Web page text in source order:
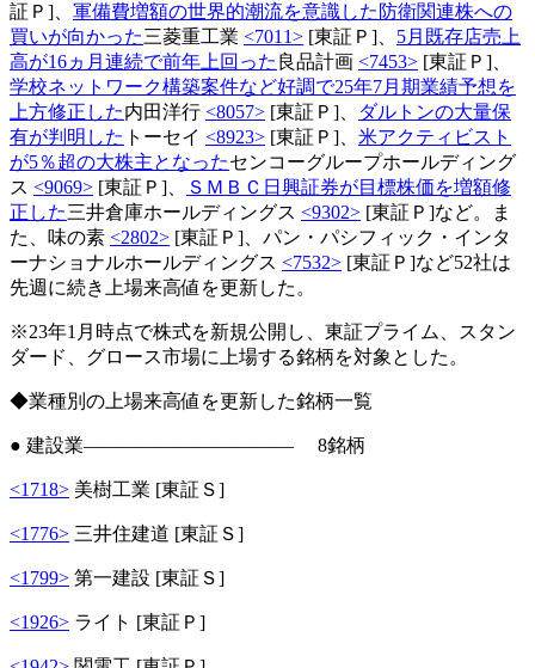
証Ｐ]、 軍備費増額の世界的潮流を意識した防衛関連株への
買いが向かった三菱重工業 <7011> [東証Ｐ]、 5月既存店売上
高が16ヵ月連続で前年上回った 良品計画 <7453> [東証Ｐ]、
学校ネットワーク構築案件など好調で25年7月期業績予想を
上方修正した内田洋行 <8057> [東証Ｐ]、
ダルトンの大量保
有が判明した トーセイ <8923> [東証Ｐ]、 米アクティビスト
が5％超の大株主となったセンコーグループホールディング
ス <9069> [東証Ｐ]、
ＳＭＢＣ日興証券が目標株価を増額修
正した三井倉庫ホールディングス <9302> [東証Ｐ]など。ま
た、味の素 <2802> [東証Ｐ]、パン・パシフィック・インタ
ーナショナルホールディングス <7532> [東証Ｐ]など52社は
先週に続き上場来高値を更新した。
※23年1月時点で株式を新規公開し、東証プライム、スタン
ダード、グロース市場に上場する銘柄を対象とした。
◆業種別の上場来高値を更新した銘柄一覧
● 建設業――――――――――― 8銘柄
<1718> 美樹工業 [東証Ｓ]
<1776> 三井住建道 [東証Ｓ]
<1799> 第一建設 [東証Ｓ]
<1926> ライト [東証Ｐ]